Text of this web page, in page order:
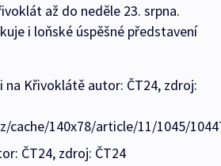
až do neděle 23. srpna.
i loňské úspěšné představení
na Křivoklátě autor: ČT24, zdroj:
cache/140x78/article/11/1045/
ČT24, zdroj: ČT24